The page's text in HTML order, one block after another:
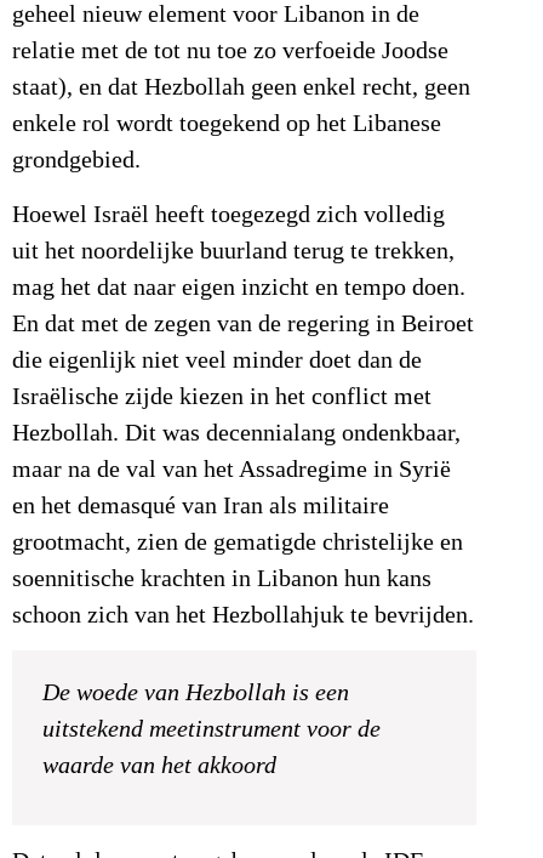
geheel nieuw element voor Libanon in de
relatie met de tot nu toe zo verfoeide Joodse
staat), en dat Hezbollah geen enkel recht, geen
enkele rol wordt toegekend op het Libanese
grondgebied.
Hoewel Israël heeft toegezegd zich volledig
uit het noordelijke buurland terug te trekken,
mag het dat naar eigen inzicht en tempo doen.
En dat met de zegen van de regering in Beiroet
die eigenlijk niet veel minder doet dan de
Israëlische zijde kiezen in het conflict met
Hezbollah. Dit was decennialang ondenkbaar,
maar na de val van het Assadregime in Syrië
en het demasqué van Iran als militaire
grootmacht, zien de gematigde christelijke en
soennitische krachten in Libanon hun kans
schoon zich van het Hezbollahjuk te bevrijden.
De woede van Hezbollah is een
uitstekend meetinstrument voor de
waarde van het akkoord